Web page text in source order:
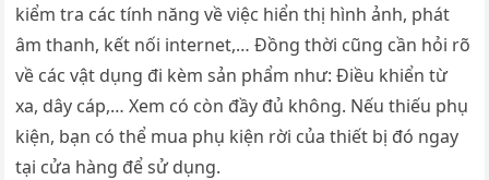
kiểm tra các tính năng về việc hiển thị hình ảnh, phát
âm thanh, kết nối internet,… Đồng thời cũng cần hỏi rõ
về các vật dụng đi kèm sản phẩm như: Điều khiển từ
xa, dây cáp,… Xem có còn đầy đủ không. Nếu thiếu phụ
kiện, bạn có thể mua phụ kiện rời của thiết bị đó ngay
tại cửa hàng để sử dụng.